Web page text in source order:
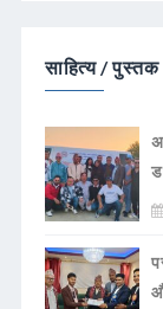
साहित्य / पुस्तक